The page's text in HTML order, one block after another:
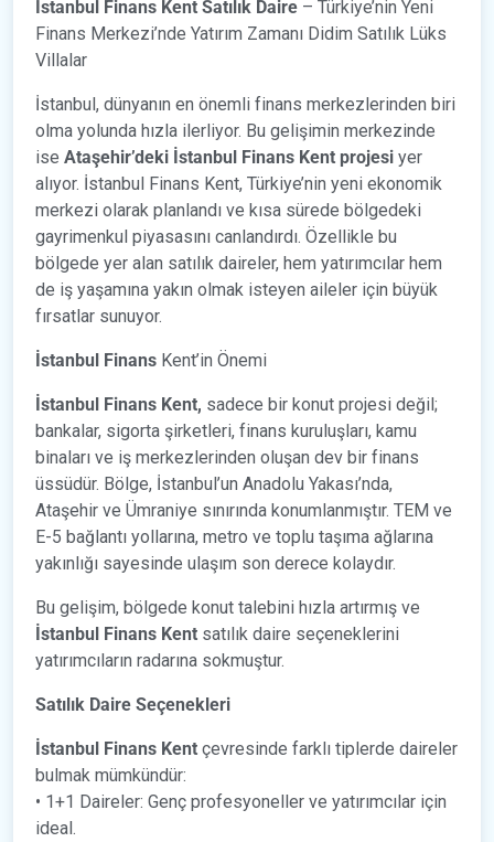
İstanbul Finans Kent Satılık Daire – Türkiye’nin Yeni
Finans Merkezi’nde Yatırım Zamanı Didim Satılık Lüks
Villalar
İstanbul, dünyanın en önemli finans merkezlerinden biri
olma yolunda hızla ilerliyor. Bu gelişimin merkezinde
ise Ataşehir’deki İstanbul Finans Kent projesi yer
alıyor. İstanbul Finans Kent, Türkiye’nin yeni ekonomik
merkezi olarak planlandı ve kısa sürede bölgedeki
gayrimenkul piyasasını canlandırdı. Özellikle bu
bölgede yer alan satılık daireler, hem yatırımcılar hem
de iş yaşamına yakın olmak isteyen aileler için büyük
fırsatlar sunuyor.
İstanbul Finans Kent’in Önemi
İstanbul Finans Kent, sadece bir konut projesi değil;
bankalar, sigorta şirketleri, finans kuruluşları, kamu
binaları ve iş merkezlerinden oluşan dev bir finans
üssüdür. Bölge, İstanbul’un Anadolu Yakası’nda,
Ataşehir ve Ümraniye sınırında konumlanmıştır. TEM ve
E-5 bağlantı yollarına, metro ve toplu taşıma ağlarına
yakınlığı sayesinde ulaşım son derece kolaydır.
Bu gelişim, bölgede konut talebini hızla artırmış ve
İstanbul Finans Kent satılık daire seçeneklerini
yatırımcıların radarına sokmuştur.
Satılık Daire Seçenekleri
İstanbul Finans Kent çevresinde farklı tiplerde daireler
bulmak mümkündür:
• 1+1 Daireler: Genç profesyoneller ve yatırımcılar için
ideal.